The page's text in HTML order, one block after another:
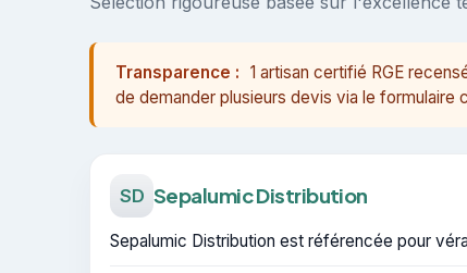
Transparence : 1 artisan certifié RGE
de demander plusieurs devis via le formulaire
SD Sepalumic Distribution
Sepalumic Distribution est référencée pour